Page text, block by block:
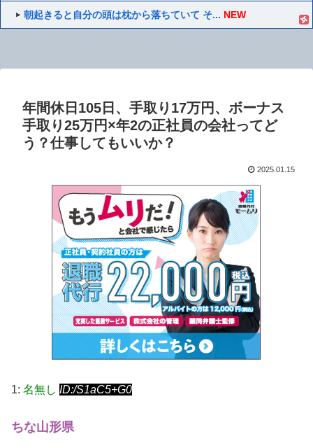
朝起きると自分の頭は枕から落ちていて そ... NEW
年間休日105日、手取り17万円、ボーナス
手取り25万円×年2の正社員の会社ってど
う？仕事してもいいか？
2025.01.15
1: 名無し ID:/S1aC5+G0
ちな山形県